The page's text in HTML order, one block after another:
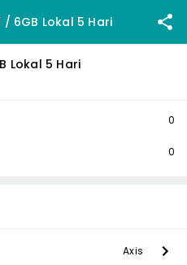
6GB Lokal 5 Hari
Lokal 5 Hari
0
0
Axis